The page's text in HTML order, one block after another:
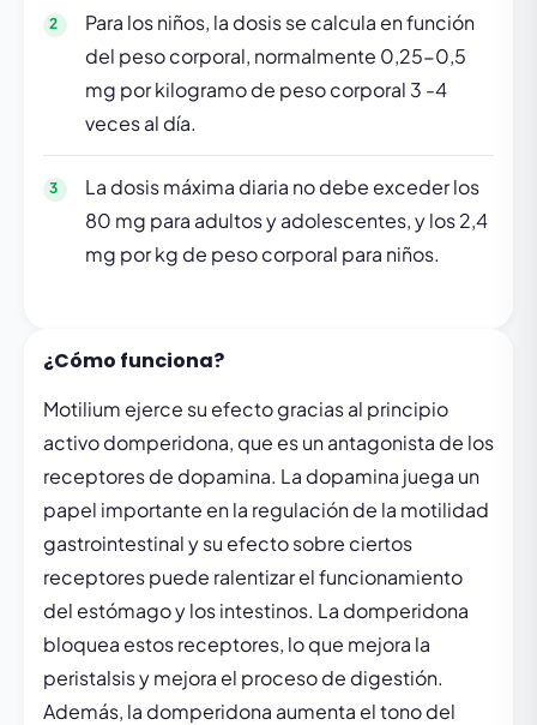
Para los niños, la dosis se calcula en función
del peso corporal, normalmente 0,25-0,5
mg por kilogramo de peso corporal 3 -4
veces al día.
La dosis máxima diaria no debe exceder los
80 mg para adultos y adolescentes, y los 2,4
mg por kg de peso corporal para niños.
¿Cómo funciona?
Motilium ejerce su efecto gracias al principio
activo domperidona, que es un antagonista de los
receptores de dopamina. La dopamina juega un
papel importante en la regulación de la motilidad
gastrointestinal y su efecto sobre ciertos
receptores puede ralentizar el funcionamiento
del estómago y los intestinos. La domperidona
bloquea estos receptores, lo que mejora la
peristalsis y mejora el proceso de digestión.
Además, la domperidona aumenta el tono del